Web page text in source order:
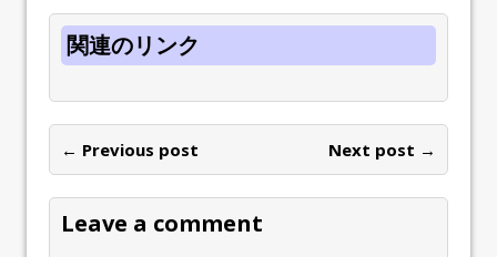
関連のリンク
← Previous post Next post →
Leave a comment